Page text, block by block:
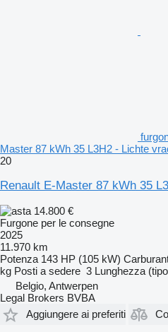
Master 87 kWh 35 L3H2 - Lichte
20
Renault E-Master 87 kWh 35
14.800 €
Furgone per le consegne
2025
11.970 km
Potenza 143 HP (105 kW)
kg Posti a sedere 3 Lunghezza
Belgio, Antwerpen
Legal Brokers BVBA
Aggiungere ai preferiti